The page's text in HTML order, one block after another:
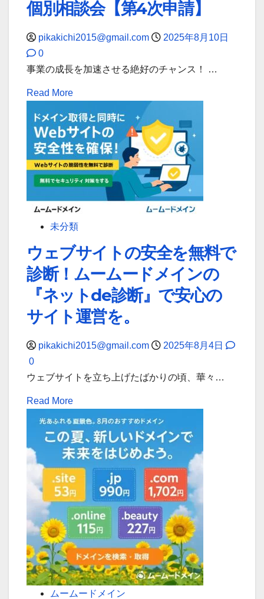
頼
効
を
ッ
プ！
≪
ー
メ
イ
ン
の
姉
妹
サ
ビ
ス
ー
ン
か
始
め
る
Google
Workspace
｜
独
ド
メ
イ
メ
ル
業
効
率
化
個別相談会【第4次申請】
pikakichi2015@gmail.com
2025年8月10日
0
事業の成長を加速させる絶好のチャンス！ …
Read MoreRead
about
【ム
ー
ム
ー
ド
ン
×GMO
コ
ー
SNS
促
売
上
UP！
IT
導
入
補
助
金
活
用
無
未分類
ウェブサイトの安全を無料で
診断！ムームードメインの
『ネットde診断』で安心の
サイト運営を。
pikakichi2015@gmail.com
2025年8月4日
0
ウェブサイトを立ち上げたばかりの頃、華々…
Read MoreRead
more
about
ウ
ェ
ブ
サ
イ
ト
の
安
全
を
ムームードメイン